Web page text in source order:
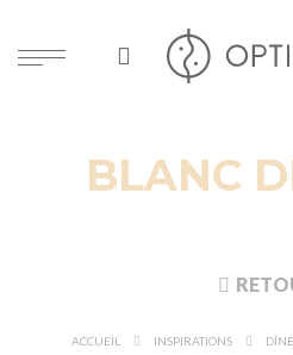
BLANC
ACCUEIL INSPIRATIONS